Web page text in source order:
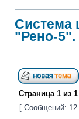
Система
"Рено-5".
Страница 1 из 1
[ Сообщений: 12